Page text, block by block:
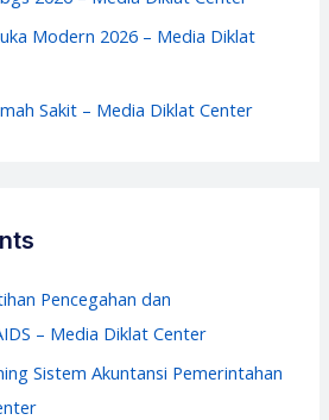
Modern 2026 – Media Diklat
Sakit – Media Diklat Center
Pencegahan dan
– Media Diklat Center
Sistem Akuntansi Pemerintahan